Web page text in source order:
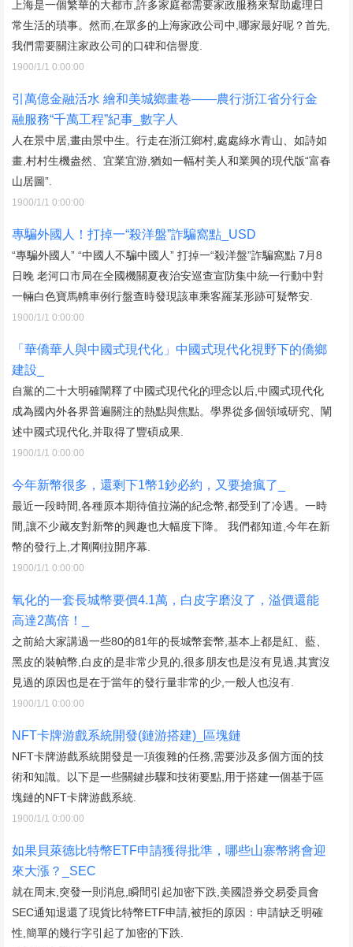
上海是一個繁華的大都市,許多家庭都需要家政服務來幫助處理日
常生活的瑣事。然而,在眾多的上海家政公司中,哪家最好呢？首先,
我們需要關注家政公司的口碑和信譽度.
1900/1/1 0:00:00
引萬億金融活水 繪和美城鄉畫卷——農行浙江省分行金
融服務“千萬工程”紀事_數字人
人在景中居,畫由景中生。行走在浙江鄉村,處處綠水青山、如詩如
畫,村村生機盎然、宜業宜游,猶如一幅村美人和業興的現代版“富春
山居圖”.
1900/1/1 0:00:00
專騙外國人！打掉一“殺洋盤”詐騙窩點_USD
“專騙外國人” “中國人不騙中國人” 打掉一“殺洋盤”詐騙窩點 7月8
日晚 老河口市局在全國機關夏夜治安巡查宣防集中統一行動中對
一輛白色寶馬轎車例行盤查時發現該車乘客羅某形跡可疑幣安.
1900/1/1 0:00:00
「華僑華人與中國式現代化」中國式現代化視野下的僑鄉
建設_
自黨的二十大明確闡釋了中國式現代化的理念以后,中國式現代化
成為國內外各界普遍關注的熱點與焦點。學界從多個領域研究、闡
述中國式現代化,并取得了豐碩成果.
1900/1/1 0:00:00
今年新幣很多，還剩下1幣1鈔必約，又要搶瘋了_
最近一段時間,各種原本期待值拉滿的紀念幣,都受到了冷遇。一時
間,讓不少藏友對新幣的興趣也大幅度下降。 我們都知道,今年在新
幣的發行上,才剛剛拉開序幕.
1900/1/1 0:00:00
氧化的一套長城幣要價4.1萬，白皮字磨沒了，溢價還能
高達2萬倍！_
之前給大家講過一些80的81年的長城幣套幣,基本上都是紅、藍、
黑皮的裝幀幣,白皮的是非常少見的,很多朋友也是沒有見過,其實沒
見過的原因也是在于當年的發行量非常的少,一般人也沒有.
1900/1/1 0:00:00
NFT卡牌游戲系統開發(鏈游搭建)_區塊鏈
NFT卡牌游戲系統開發是一項復雜的任務,需要涉及多個方面的技
術和知識。以下是一些關鍵步驟和技術要點,用于搭建一個基于區
塊鏈的NFT卡牌游戲系統.
1900/1/1 0:00:00
如果貝萊德比特幣ETF申請獲得批準，哪些山寨幣將會迎
來大漲？_SEC
就在周末,突發一則消息,瞬間引起加密下跌,美國證券交易委員會
SEC通知退還了現貨比特幣ETF申請,被拒的原因：申請缺乏明確
性,簡單的幾行字引起了加密的下跌.